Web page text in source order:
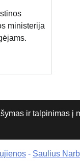
ministerija
ir talpinimas į
- Saulius